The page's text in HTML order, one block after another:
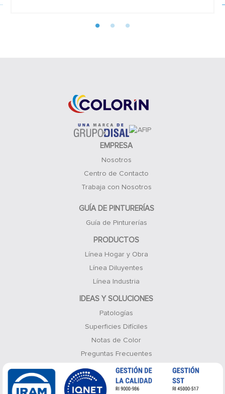
EMPRESA
Nosotros
Centro de Contacto
Trabaja con Nosotros
GUÍA DE PINTURERÍAS
Guía de Pinturerías
PRODUCTOS
Línea Hogar y Obra
Línea Diluyentes
Línea Industria
IDEAS Y SOLUCIONES
Patologías
Superficies Difíciles
Notas de Color
Preguntas Frecuentes